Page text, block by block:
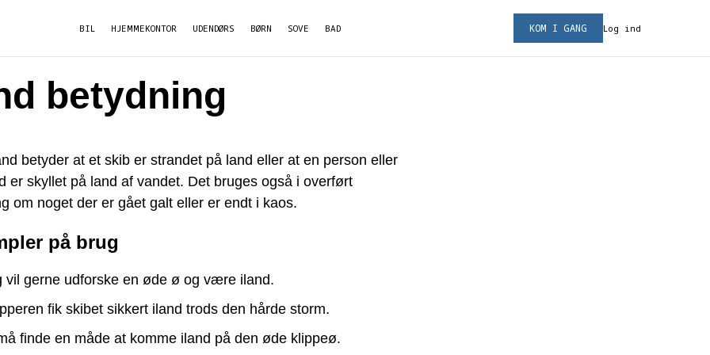
BIL HJEMMEKONTOR UDENDØRS BØRN SOVE BAD Log ind
KOM I GANG
betydning
betyder at et skib er strandet på land eller at en person eller
er skyllet på land af vandet. Det bruges også i overført
om noget der er gået galt eller er endt i kaos.
på brug
vil gerne udforske en øde ø og være iland.
fik skibet sikkert iland trods den hårde storm.
finde en måde at komme iland på den øde klippeø.